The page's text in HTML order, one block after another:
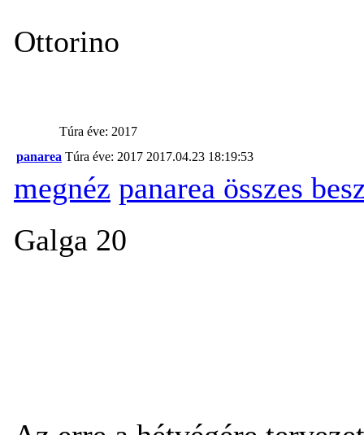
Ottorino
Túra éve: 2017
panarea Túra éve: 2017 2017.04.23 18:19:53
megnéz panarea összes
Galga 20